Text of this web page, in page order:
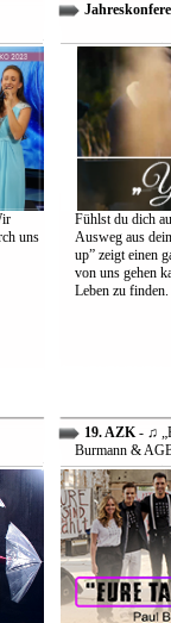
uns
Fühlst du dich
Ausweg aus
up” zeigt einen
von uns gehen
Leben zu finden.
19. AZK- ♫
Burmann &